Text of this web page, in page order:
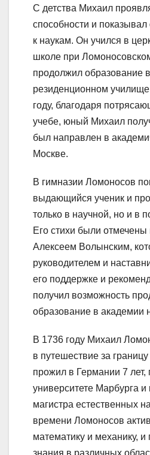
С детства Михаил
способности и
к наукам. Он учился в
школе при
продолжил образование
резиденционном
году, благодаря
учебе, юный Михаил
был направлен в
Москве.
В гимназии Ломоносов
выдающийся ученик и
только в научной, но и в
Его стихи были
Алексеем Волынским,
руководителем и
его поддержке и
получил возможность
образование в академии
В 1736 году Михаил
в путешествие за
прожил в Германии 7
университете Марбурга и
магистра естественных
времени Ломоносов
математику и механику,
знания в различных